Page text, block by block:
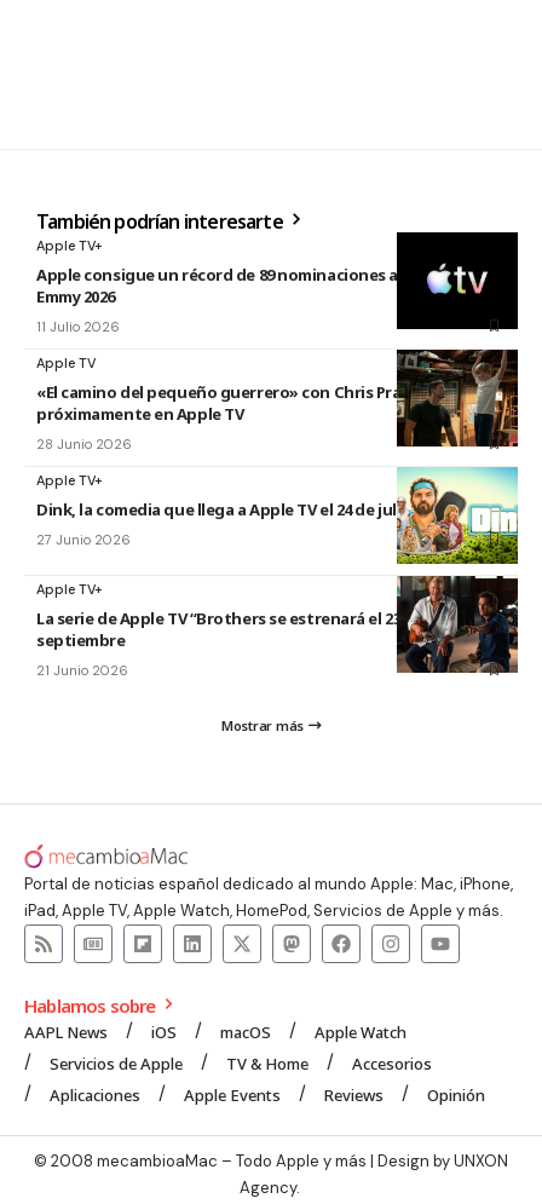
También podrían interesarte
Apple TV+
Apple consigue un récord de 89 nominaciones a los premios
Emmy 2026
11 Julio 2026
Apple TV
«El camino del pequeño guerrero» con Chris Pratt
próximamente en Apple TV
28 Junio 2026
Apple TV+
Dink, la comedia que llega a Apple TV el 24 de julio
27 Junio 2026
Apple TV+
La serie de Apple TV “Brothers se estrenará el 23 de
septiembre
21 Junio 2026
Mostrar más
Portal de noticias español dedicado al mundo Apple: Mac, iPhone,
iPad, Apple TV, Apple Watch, HomePod, Servicios de Apple y más.
Hablamos sobre
AAPL News iOS macOS
Apple Watch
Servicios de Apple
TV & Home
Accesorios
Aplicaciones
Apple Events Reviews Opinión
© 2008 mecambioaMac – Todo Apple y más | Design byUNXON
Agency.